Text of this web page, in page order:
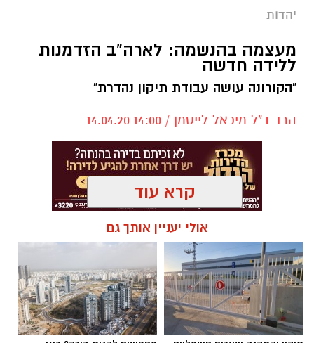
שחלומותיהם התנפצו. האמת, שאנו נמצאים
שהכרנו עד היום.
מתי פחדנו מהאוויר שבחוץ? מתי נפגשנו עם אנשים
שחלומם היה להביא את בנם בבריתו של אברהם
אבינו בסעודת מצווה מכובדת ובאולם אירועים
המכבד את המעמד, אך נאלצו להביא את אליהו
הנביא לסלון ביתם? מתי נפגשנו עם זוג צעיר
שחלמו על חתונה מפוארת בגן אירועים יוקרתי
ומצאו עצמם עורכים את חופתם בחצר ביתם?
לא צריך לחלום כדי לראות את המציאות המתהווה
מול עינינו, אך בהחלט כדאי לחלום על דברים טובים
כדי להרגיש טוב ולהתמודד בקלות יותר עם
המציאות שהתעוררנו אליה.
בספר תהילים אנו קוראים את "שיר המעלות בשוב
ה' את שיבת ציון היינו כחולמים", יש הנוהגים לאמרו
יהדות
מעצמה בהנשמה: לארה"ב הזדמנות
ללידה חדשה
"הקורונה עושה עבודת תיקון נהדרת"
הרב ד"ל מיכאל לייטמן / 14:00 14.04.20
קרא עוד
אולי יעניין אותך גם